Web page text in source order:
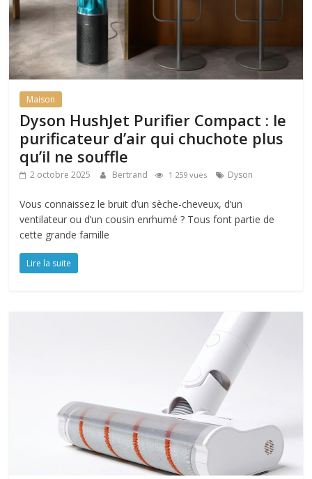
Maison
Dyson HushJet Purifier Compact : le
purificateur d’air qui chuchote plus
qu’il ne souffle
2 octobre 2025 Bertrand 1 259 vues Dyson
Vous connaissez le bruit d’un sèche-cheveux, d’un
ventilateur ou d’un cousin enrhumé ? Tous font partie de
cette grande famille
Lire la suite